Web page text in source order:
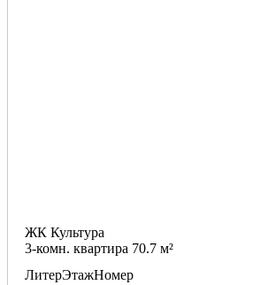
ЖК Культура
3-комн. квартира 70.7 м²
ЛитерЭтажНомер